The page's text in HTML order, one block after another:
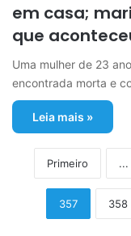
em casa;
que
Uma mulher de 23
encontrada morta e
Leia mais »
Primeiro ...
357 358